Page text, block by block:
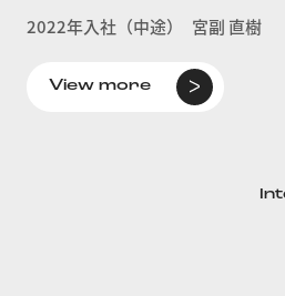
2022年入社（中途） 宮副 直樹
View more